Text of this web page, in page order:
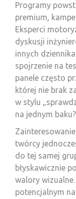
Programy
premium,
Eksperci
dyskusji
innych
spojrzenie na
panele często
której nie brak
w stylu
na jednym
twórcy
do tej samej
błyskawicznie
walory
potencjalnym